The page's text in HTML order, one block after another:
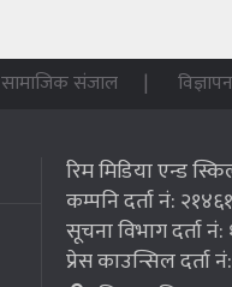
सामाजिक संजाल विज्ञापन
रिम मिडिया एन्ड
कम्पनि दर्ता नं:
सूचना विभाग दर्ता
प्रेस काउन्सिल दर्ता